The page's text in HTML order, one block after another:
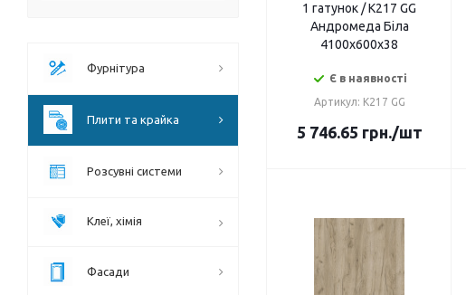
1 гатунок / K217 GG
Андромеда Біла
4100х600х38
Є в наявності
Артикул: K217 GG
5 746.65 грн./шт
Фурнітура
Плити та крайка
Розсувні системи
Клеї, хімія
Фасади